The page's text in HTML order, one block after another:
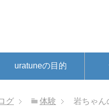
uratuneの目的
グ 体験 岩ちゃん